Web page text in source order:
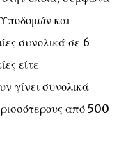
και
συνολικά σε 6
είτε
γίνει συνολικά
από 500